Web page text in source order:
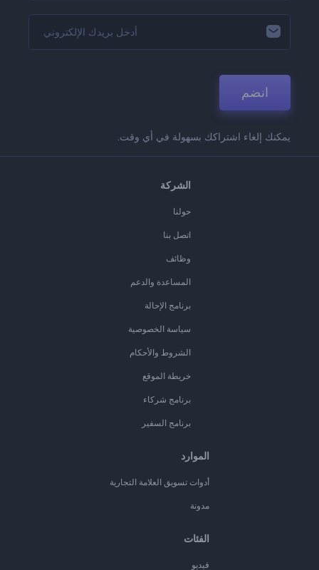
انضم
يمكنك إلغاء اشتراكك بسهولة في أي وقت.
الشركة
حولنا
اتصل بنا
وظائف
المساعدة والدعم
برنامج الإحالة
سياسة الخصوصية
الشروط والأحكام
خريطة الموقع
برنامج شركاء
برنامج السفير
الموارد
أدوات تسويق العلامة التجارية
مدونة
الفئات
فيديو